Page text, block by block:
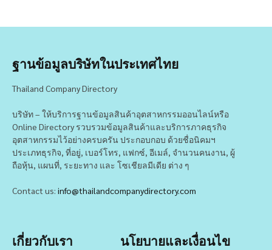
ฐานข้อมูลบริษัทในประเทศไทย
Thailand Company Directory
บริษัท – ให้บริการฐานข้อมูลสินค้าอุตสาหกรรมออนไลน์หรือ
Online Directory รวบรวมข้อมูลสินค้าและบริการภาคธุรกิจ
อุตสาหกรรมไว้อย่างครบครัน ประกอบกอบ ด้วยชื่อนิคมฯ
ประเภทธุรกิจ, ที่อยู่, เบอร์โทร, แฟกซ์, อีเมล์, จำนวนคนงาน, ผู้
ถือหุ้น, แผนที่, ระยะทาง และ โซเชียลมีเดีย ต่าง ๆ
Contact us: info@thailandcompanydirectory.com
เกี่ยวกับเรา นโยบายและเงื่อนไข